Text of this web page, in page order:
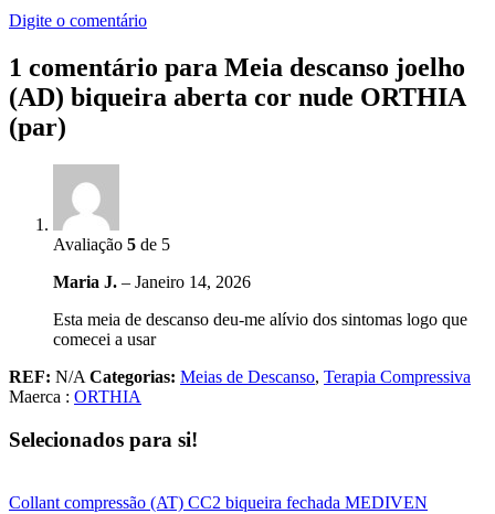
Digite o comentário
1 comentário para Meia descanso joelho
(AD) biqueira aberta cor nude ORTHIA
(par)
Avaliação 5 de 5
Maria J. – Janeiro 14, 2026
Esta meia de descanso deu-me alívio dos sintomas logo que
comecei a usar
REF: N/A Categorias: Meias de Descanso, Terapia Compressiva
Maerca : ORTHIA
Selecionados para si!
Collant compressão (AT) CC2 biqueira fechada MEDIVEN